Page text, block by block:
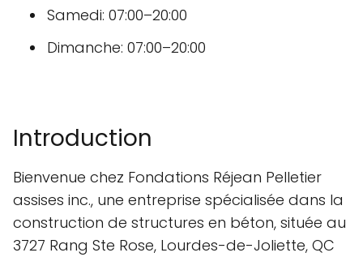
Samedi: 07:00–20:00
Dimanche: 07:00–20:00
Introduction
Bienvenue chez Fondations Réjean Pelletier
assises inc., une entreprise spécialisée dans la
construction de structures en béton, située au
3727 Rang Ste Rose, Lourdes-de-Joliette, QC